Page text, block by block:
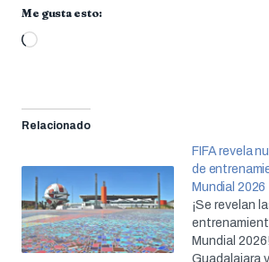
Me gusta esto:
Cargando...
Relacionado
FIFA revela
de
Mundial 2026
¡Se revelan
Mundial
Guadalajara